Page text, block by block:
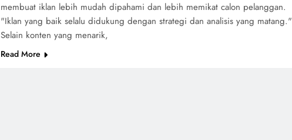
membuat iklan lebih mudah dipahami dan lebih memikat calon pelanggan.
"Iklan yang baik selalu didukung dengan strategi dan analisis yang matang."
Selain konten yang menarik,
Read More